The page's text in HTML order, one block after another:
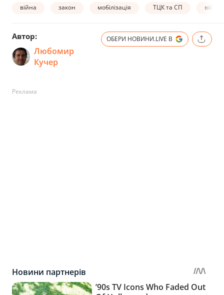
війна закон мобілізація ТЦК та СП
Автор:
Любомир
Кучер
ОБЕРИ НОВИНИ.LIVE В
Реклама